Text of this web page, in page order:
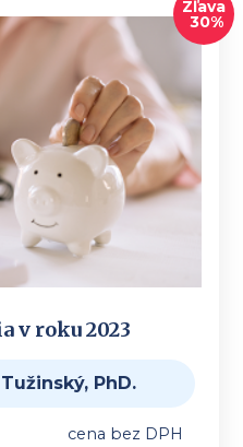
Zľava
30%
v roku 2023
PhD.
cena bez DPH